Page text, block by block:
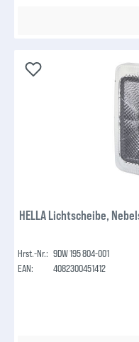
HELLA Lichtscheibe,
Hrst.-Nr.: 9DW 195 804-001
EAN:
4082300451412